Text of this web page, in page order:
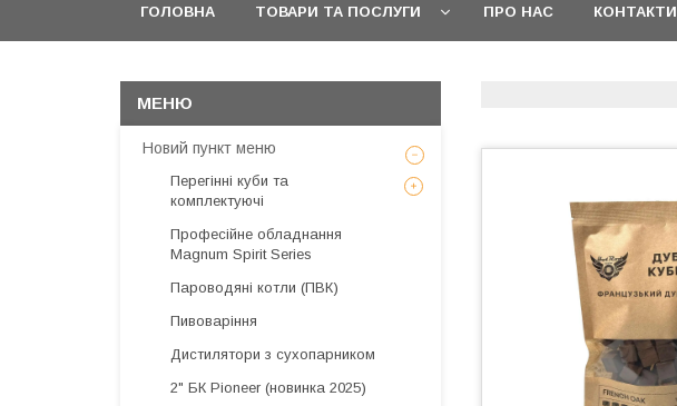
ГОЛОВНА ТОВАРИ ТА ПОСЛУГИ ПРО НАС КОНТАКТИ
Новий пункт меню
Перегінні куби та
комплектуючі
Професійне обладнання
Magnum Spirit Series
Пароводяні котли (ПВК)
Пивоваріння
Дистилятори з сухопарником
2" БК Pioneer (новинка 2025)